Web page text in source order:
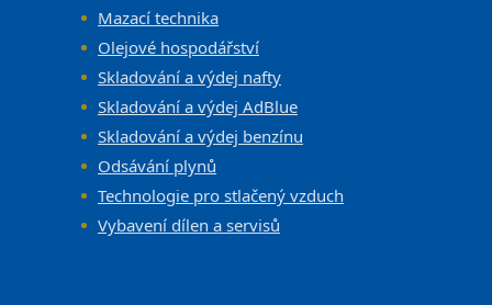
Mazací technika
Olejové hospodářství
Skladování a výdej nafty
Skladování a výdej AdBlue
Skladování a výdej benzínu
Odsávání plynů
Technologie pro stlačený vzduch
Vybavení dílen a servisů